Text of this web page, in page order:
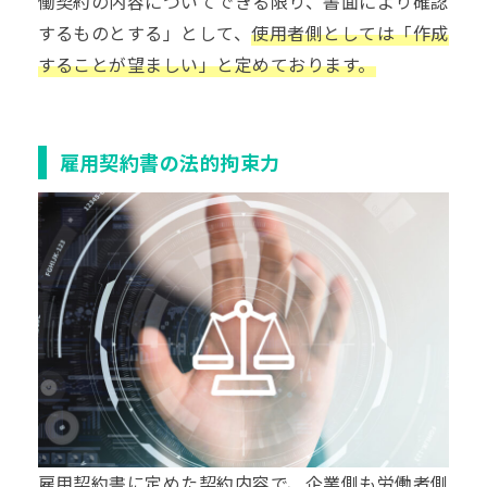
するものとする」として、使用者側としては「作成
することが望ましい」と定めております。
雇用契約書の法的拘束力